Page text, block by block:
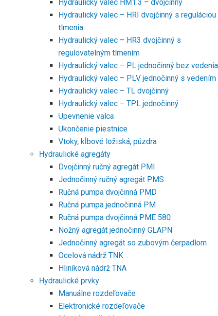
Hydraulický valec HM1.3 – dvojčinný
Hydraulický valec – HRI dvojčinný s reguláciou
tlmenia
Hydraulický valec – HR3 dvojčinný s
regulovatelným tlmením
Hydraulický valec – PL jednočinný bez vedenia
Hydraulický valec – PLV jednočinný s vedením
Hydraulický valec – TL dvojčinný
Hydraulický valec – TPL jednočinný
Upevnenie valca
Ukončenie piestnice
Vtoky, kĺbové ložiská, púzdra
Hydraulické agregáty
Dvojčinný ručný agregát PMI
Jednočinný ručný agregát PMS
Ručná pumpa dvojčinná PMD
Ručná pumpa jednočinná PM
Ručná pumpa dvojčinná PME 580
Nožný agregát jednočinný GLAPN
Jednočinný agregát so zubovým čerpadlom
Ocelová nádrž TNK
Hliníková nádrž TNA
Hydraulické prvky
Manuálne rozdeľovače
Elektronické rozdeľovače